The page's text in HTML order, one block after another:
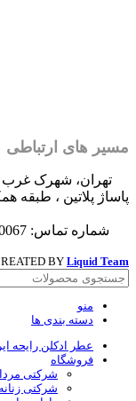
مسیر های ارتباطی
تهران، شهرک غرب
پاساژ پلاتین ، طبقه
شماره تماس: 09125150067 – 02186091375
BY Liquid Team
منو
دسته بندی ها
عطر ادکلن رایحه
فروشگاه
شرکتی
شرکتی زنانه